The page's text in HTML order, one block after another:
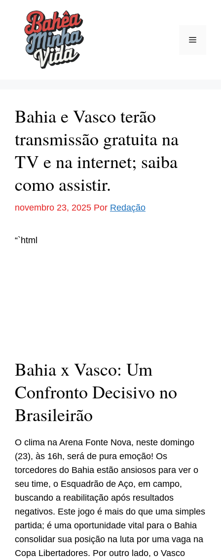
conteúdo
Menu
Bahia e Vasco terão
transmissão gratuita na
TV e na internet; saiba
como assistir.
novembro 23, 2025 Por Redação
“`html
Bahia x Vasco: Um
Confronto Decisivo no
Brasileirão
O clima na Arena Fonte Nova, neste domingo
(23), às 16h, será de pura emoção! Os
torcedores do Bahia estão ansiosos para ver o
seu time, o Esquadrão de Aço, em campo,
buscando a reabilitação após resultados
negativos. Este jogo é mais do que uma simples
partida; é uma oportunidade vital para o Bahia
consolidar sua posição na luta por uma vaga na
Copa Libertadores. Por outro lado, o Vasco